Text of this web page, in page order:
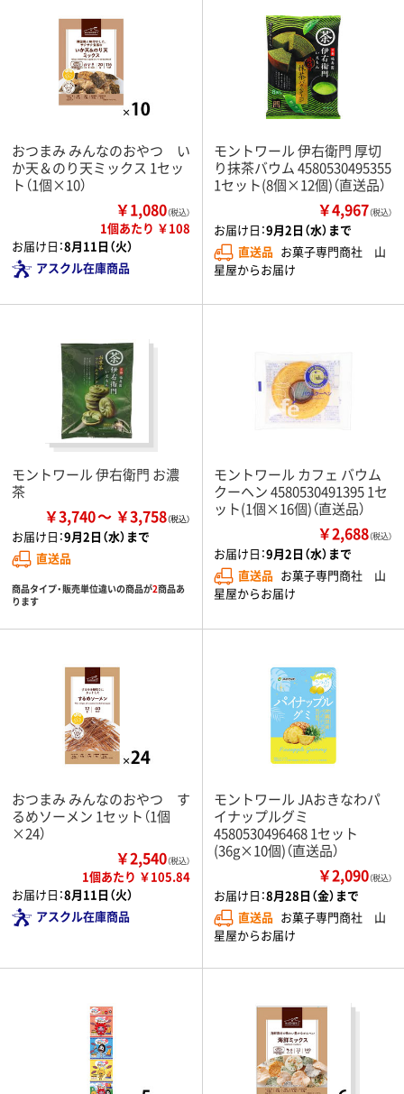
おつまみ みんなのおやつ い
か天＆のり天ミックス 1セッ
ト（1個×10）
￥1,080（税込）
1個あたり ￥108
お届け日：8月11日（火）
アスクル在庫商品
モントワール 伊右衛門 厚切
り抹茶バウム 4580530495355
1セット(8個×12個)（直送品）
￥4,967（税込）
お届け日：9月2日（水）まで
直送品 お菓子専門商社 山
星屋からお届け
モントワール 伊右衛門 お濃
茶
￥3,740 ￥3,758
お届け日：9月2日（水）まで
直送品
商品タイプ・販売単位違いの商品が2商品あ
ります
モントワール カフェ バウム
クーヘン 4580530491395 1セ
ット(1個×16個)（直送品）
￥2,688（税込）
お届け日：9月2日（水）まで
直送品 お菓子専門商社 山
星屋からお届け
おつまみ みんなのおやつ す
るめソーメン 1セット（1個
×24）
￥2,540（税込）
1個あたり ￥105.84
お届け日：8月11日（火）
アスクル在庫商品
モントワール JAおきなわパ
イナップルグミ
4580530496468 1セット
(36g×10個)（直送品）
￥2,090（税込）
お届け日：8月28日（金）まで
直送品 お菓子専門商社 山
星屋からお届け